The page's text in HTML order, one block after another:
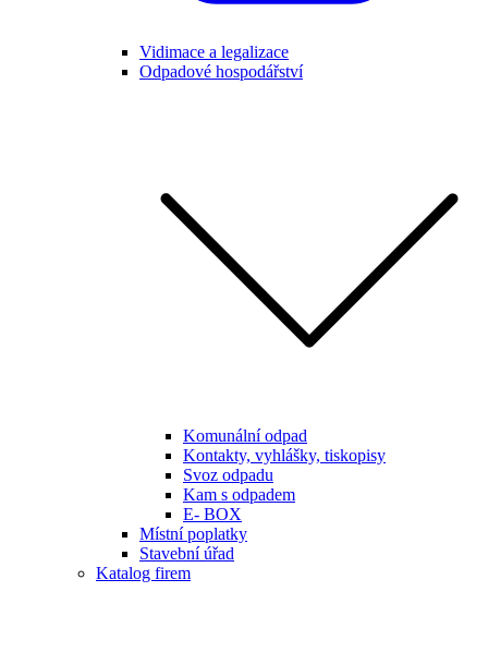
Vidimace a legalizace
Odpadové hospodářství
Komunální odpad
Kontakty, vyhlášky, tiskopisy
Svoz odpadu
Kam s odpadem
E- BOX
Místní poplatky
Stavební úřad
Katalog firem